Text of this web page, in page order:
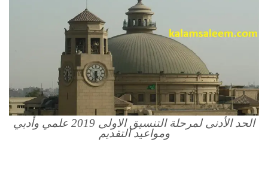
الحد الأدنى لمرحلة التنسيق الاولى 2019 علمي وأدبي
ومواعيد التقديم